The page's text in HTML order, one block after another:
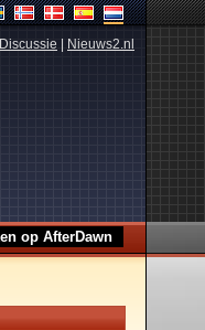
Discussie Nieuws2.nl